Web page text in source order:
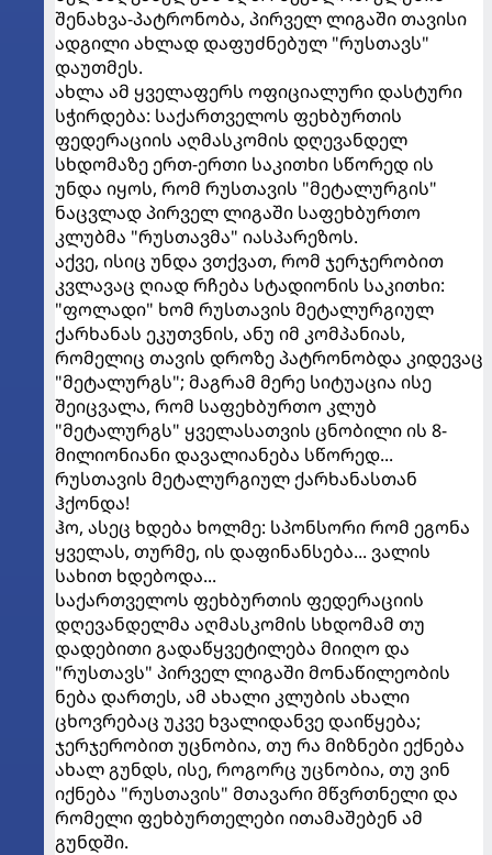
შენახვა-პატრონობა, პირველ ლიგაში თავისი
ადგილი ახლად დაფუძნებულ "რუსთავს"
დაუთმეს.
ახლა ამ ყველაფერს ოფიციალური დასტური
სჭირდება: საქართველოს ფეხბურთის
ფედერაციის აღმასკომის დღევანდელ
სხდომაზე ერთ-ერთი საკითხი სწორედ ის
უნდა იყოს, რომ რუსთავის "მეტალურგის"
ნაცვლად პირველ ლიგაში საფეხბურთო
კლუბმა "რუსთავმა" იასპარეზოს.
აქვე, ისიც უნდა ვთქვათ, რომ ჯერჯერობით
კვლავაც ღიად რჩება სტადიონის საკითხი:
"ფოლადი" ხომ რუსთავის მეტალურგიულ
ქარხანას ეკუთვნის, ანუ იმ კომპანიას,
რომელიც თავის დროზე პატრონობდა კიდევაც
"მეტალურგს"; მაგრამ მერე სიტუაცია ისე
შეიცვალა, რომ საფეხბურთო კლუბ
"მეტალურგს" ყველასათვის ცნობილი ის 8-
მილიონიანი დავალიანება სწორედ...
რუსთავის მეტალურგიულ ქარხანასთან
ჰქონდა!
ჰო, ასეც ხდება ხოლმე: სპონსორი რომ ეგონა
ყველას, თურმე, ის დაფინანსება... ვალის
სახით ხდებოდა...
საქართველოს ფეხბურთის ფედერაციის
დღევანდელმა აღმასკომის სხდომამ თუ
დადებითი გადაწყვეტილება მიიღო და
"რუსთავს" პირველ ლიგაში მონაწილეობის
ნება დართეს, ამ ახალი კლუბის ახალი
ცხოვრებაც უკვე ხვალიდანვე დაიწყება;
ჯერჯერობით უცნობია, თუ რა მიზნები ექნება
ახალ გუნდს, ისე, როგორც უცნობია, თუ ვინ
იქნება "რუსთავის" მთავარი მწვრთნელი და
რომელი ფეხბურთელები ითამაშებენ ამ
გუნდში.